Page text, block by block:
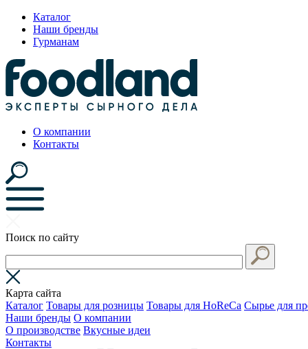
Каталог
Наши бренды
Гурманам
О компании
Контакты
Поиск по сайту
Карта сайта
Каталог Товары для розницы Товары для HoReCa Сырье для
Наши бренды О компании
О производстве Вкусные идеи
Контакты